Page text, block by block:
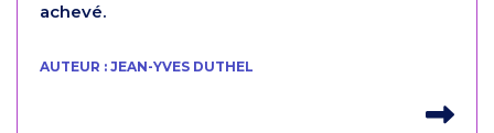
achevé.
AUTEUR : JEAN-YVES DUTHEL